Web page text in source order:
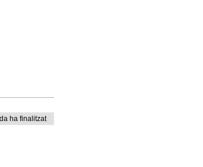
ha finalitzat